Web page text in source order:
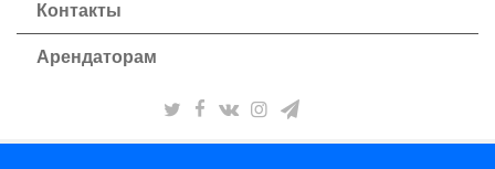
Контакты
Арендаторам